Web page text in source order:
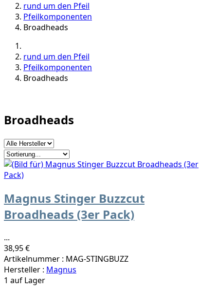
rund um den Pfeil
Pfeilkomponenten
Broadheads
rund um den Pfeil
Pfeilkomponenten
Broadheads
Broadheads
Magnus Stinger Buzzcut
Broadheads (3er Pack)
...
38,95 €
Artikelnummer : MAG-STINGBUZZ
Hersteller : Magnus
1 auf Lager